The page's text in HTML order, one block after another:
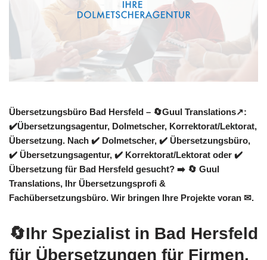
Übersetzungsbüro Bad Hersfeld – 🔄Guul Translations↗️:
✔️Übersetzungsagentur, Dolmetscher, Korrektorat/Lektorat,
Übersetzung. Nach ✔️ Dolmetscher, ✔️ Übersetzungsbüro,
✔️ Übersetzungsagentur, ✔️ Korrektorat/Lektorat oder ✔️
Übersetzung für Bad Hersfeld gesucht? ➡️ 🔄 Guul
Translations, Ihr Übersetzungsprofi &
Fachübersetzungsbüro. Wir bringen Ihre Projekte voran ✉.
🔄Ihr Spezialist in Bad Hersfeld
für Übersetzungen für Firmen,